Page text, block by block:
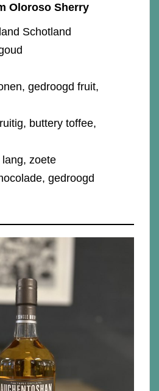
Oloroso Sherry
Schotland
gedroogd fruit,
buttery toffee,
zoete
gedroogd